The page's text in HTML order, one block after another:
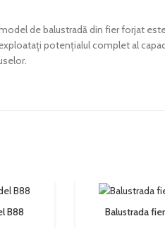
de balustradă din fier forjat
potențialul complet al
B88 Balustrada